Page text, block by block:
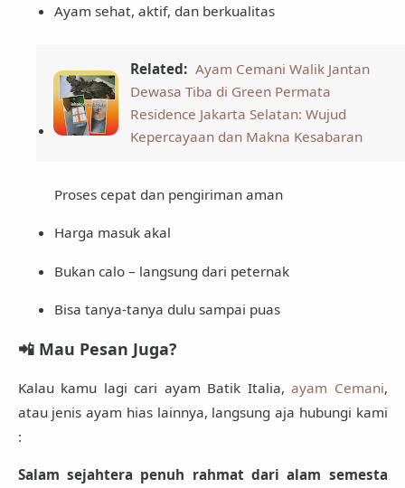
Ayam sehat, aktif, dan berkualitas
Related: Ayam Cemani Walik Jantan
Dewasa Tiba di Green Permata
Residence Jakarta Selatan: Wujud
Kepercayaan dan Makna Kesabaran
Proses cepat dan pengiriman aman
Harga masuk akal
Bukan calo – langsung dari peternak
Bisa tanya-tanya dulu sampai puas
📲 Mau Pesan Juga?
Kalau kamu lagi cari ayam Batik Italia, ayam Cemani,
atau jenis ayam hias lainnya, langsung aja hubungi kami
:
Salam sejahtera penuh rahmat dari alam semesta